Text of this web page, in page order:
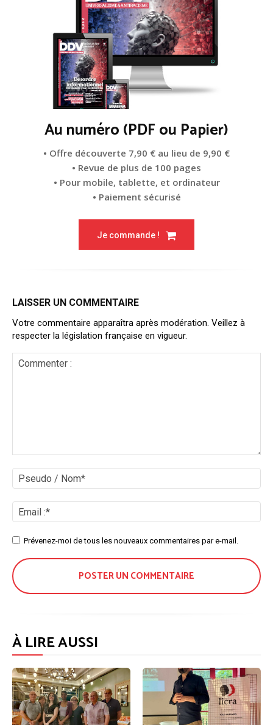
Au numéro (PDF ou Papier)
• Offre découverte 7,90 € au lieu de 9,90 €
• Revue de plus de 100 pages
• Pour mobile, tablette, et ordinateur
• Paiement sécurisé
Je commande !
LAISSER UN COMMENTAIRE
Votre commentaire apparaîtra après modération. Veillez à
respecter la législation française en vigueur.
/
:*
SitePrévenez-moi de tous les nouveaux commentaires par e-mail.
À LIRE AUSSI